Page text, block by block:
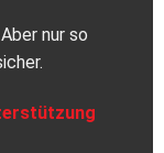
nur so